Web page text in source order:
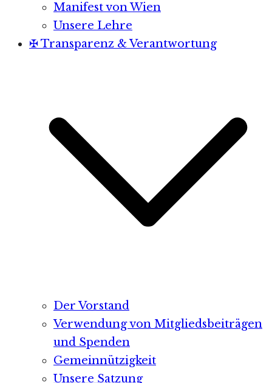
Manifest von Wien
Unsere Lehre
✠ Transparenz & Verantwortung
Der Vorstand
Verwendung von Mitgliedsbeiträgen
und Spenden
Gemeinnützigkeit
Unsere Satzung